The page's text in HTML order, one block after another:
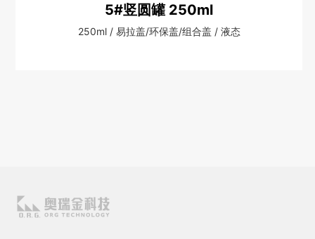
5#竖圆罐 250ml
250ml / 易拉盖/环保盖/组合盖 / 液态